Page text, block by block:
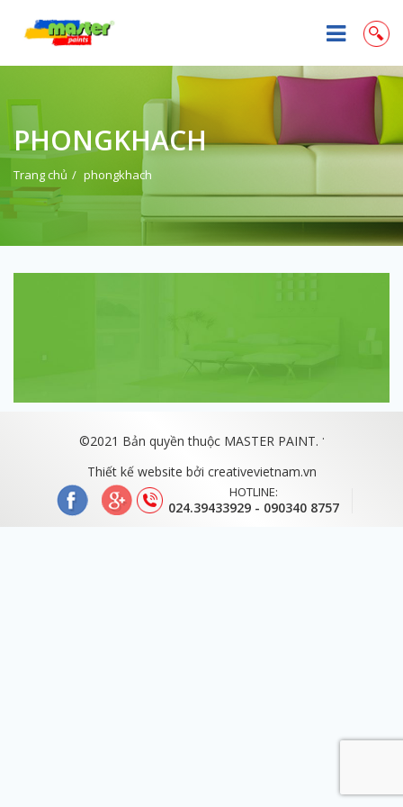
PHONGKHACH
Trang chủ phongkhach
©2021 Bản quyền thuộc MASTER PAINT. .
Thiết kế website bởi creativevietnam.vn
HOTLINE:
024.39433929 - 090340 8757